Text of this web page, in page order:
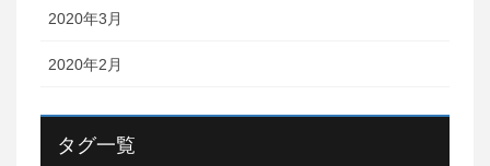
2020年3月
2020年2月
タグ一覧